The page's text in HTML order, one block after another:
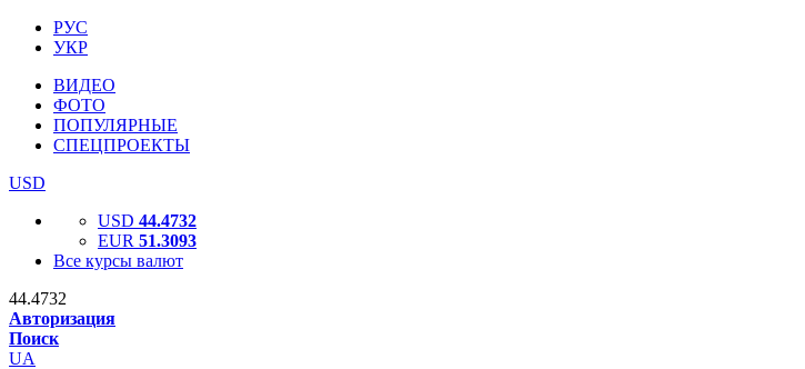
РУС
УКР
ВИДЕО
ФОТО
ПОПУЛЯРНЫЕ
СПЕЦПРОЕКТЫ
USD
USD 44.4732
EUR 51.3093
Все курсы валют
44.4732
Авторизация
Поиск
UA